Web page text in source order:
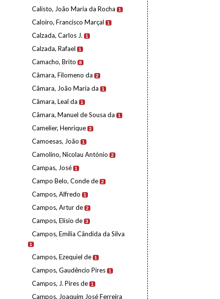
Calisto, João Maria da Rocha 1
Caloiro, Francisco Marçal 1
Calzada, Carlos J. 1
Calzada, Rafael 1
Camacho, Brito 8
Câmara, Filomeno da 2
Câmara, João Maria da 1
Câmara, Leal da 1
Câmara, Manuel de Sousa da 1
Camelier, Henrique 2
Camoesas, João 1
Camolino, Nicolau António 2
Campas, José 1
Campo Belo, Conde de 2
Campos, Alfredo 1
Campos, Artur de 2
Campos, Elísio de 3
Campos, Emília Cândida da Silva
1
Campos, Ezequiel de 1
Campos, Gaudêncio Pires 1
Campos, J. Pires de 1
Campos, Joaquim José Ferreira